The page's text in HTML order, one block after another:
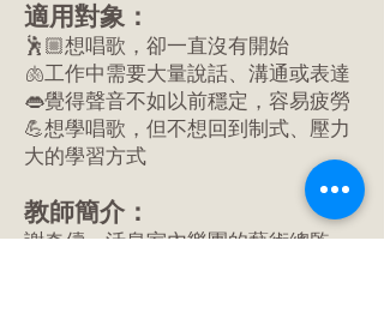
適用對象：
🕺🏼想唱歌，卻一直沒有開始
🫁工作中需要大量說話、溝通或表達
👄覺得聲音不如以前穩定，容易疲勞
💪想學唱歌，但不想回到制式、壓力
大的學習方式
教師簡介：
謝奇儔，活泉室內樂團的藝術總監。